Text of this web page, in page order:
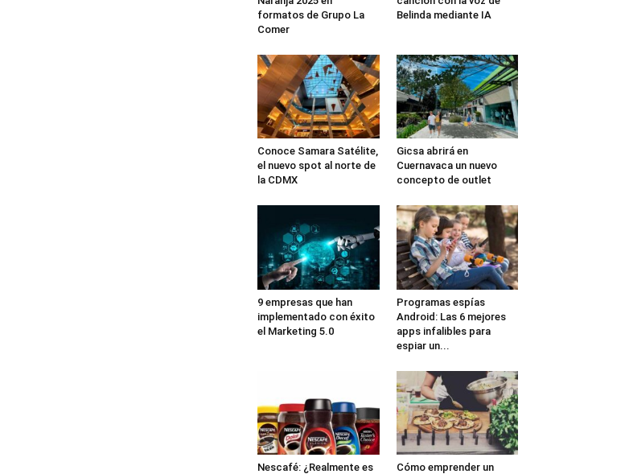
formatos de Grupo La
Comer
Belinda mediante IA
Conoce Samara Satélite,
el nuevo spot al norte de
la CDMX
Gicsa abrirá en
Cuernavaca un nuevo
concepto de outlet
9 empresas que han
implementado con éxito
el Marketing 5.0
Programas espías
Android: Las 6 mejores
apps infalibles para
espiar un...
Nescafé: ¿Realmente es
Cómo emprender un